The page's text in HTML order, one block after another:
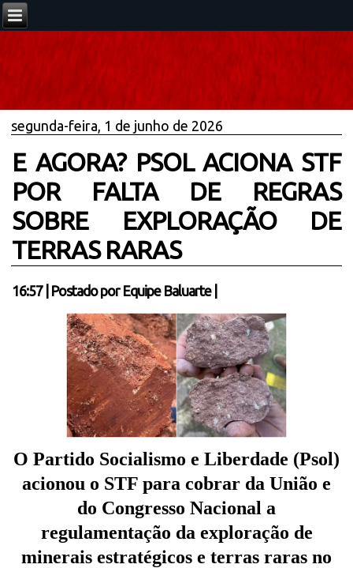
segunda-feira, 1 de junho de 2026
E AGORA? PSOL ACIONA STF
POR FALTA DE REGRAS
SOBRE EXPLORAÇÃO DE
TERRAS RARAS
16:57| Postado por Equipe Baluarte
O Partido Socialismo e Liberdade (Psol)
acionou o STF para cobrar da União e
do Congresso Nacional a
regulamentação da exploração de
minerais estratégicos e terras raras no